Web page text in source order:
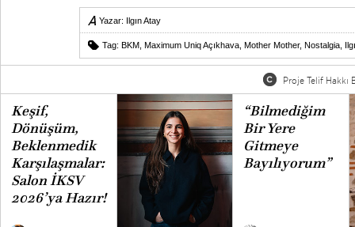
Yazar: Ilgın Atay
Tag: BKM Maximum Uniq Açıkhava Mother Mother, Nostalgia
Proje Telif Hakkı
Keşif,
Dönüşüm,
Beklenmedik
Karşılaşmalar:
Salon İKSV
2026’ya Hazır!
“Bilmediğim
Bir Yere
Gitmeye
Bayılıyorum”